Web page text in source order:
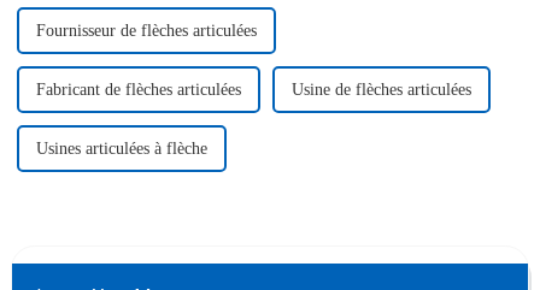
Fournisseur de flèches articulées
Fabricant de flèches articulées Usine de flèches articulées
Usines articulées à flèche